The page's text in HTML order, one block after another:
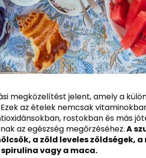
megközelítést jelent, amely a
az ételek nemcsak
rostokban és más
az egészség megőrzéséhez.A
a zöld leveles zöldségek, a
vagy a maca.